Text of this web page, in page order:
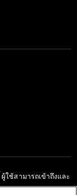
ผู้ใช้สามารถเข้าถึงและ